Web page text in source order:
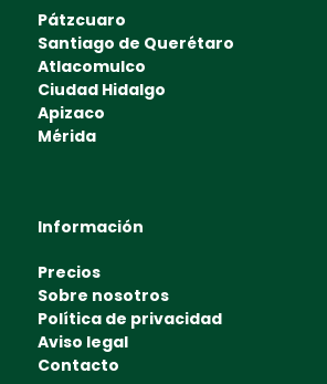
Pátzcuaro
Santiago de Querétaro
Atlacomulco
Ciudad Hidalgo
Apizaco
Mérida
Información
Precios
Sobre nosotros
Política de privacidad
Aviso legal
Contacto